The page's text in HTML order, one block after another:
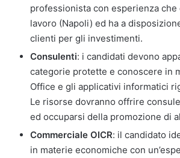
professionista con esperienza che
lavoro (Napoli) ed ha a
clienti per gli investimenti.
Consulenti: i candidati devono
categorie protette e conoscere in
Office e gli applicativi informatici
Le risorse dovranno offrire
ed occuparsi della promozione di
Commerciale OICR: il candidato
in materie economiche con